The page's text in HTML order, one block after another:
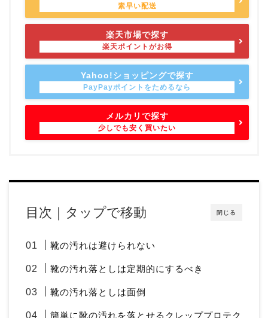
楽天市場で探す
Yahoo!ショッピングで探す
メルカリで探す
閉じる
目次｜タップで移動
靴の汚れは避けられない
靴の汚れ落としは定期的にするべき
靴の汚れ落としは面倒
簡単に靴の汚れを落とせるクレッププロテク